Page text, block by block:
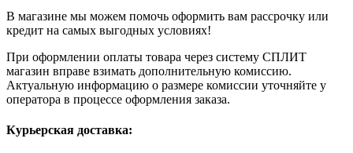
В магазине мы можем помочь оформить вам рассрочку или
кредит на самых выгодных условиях!
При оформлении оплаты товара через систему СПЛИТ
магазин вправе взимать дополнительную комиссию.
Актуальную информацию о размере комиссии уточняйте у
оператора в процессе оформления заказа.
Курьерская доставка: